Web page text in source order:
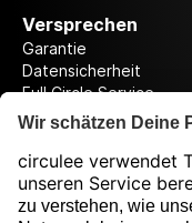
Versprechen
Garantie
Datensicherheit
Full Circle Service